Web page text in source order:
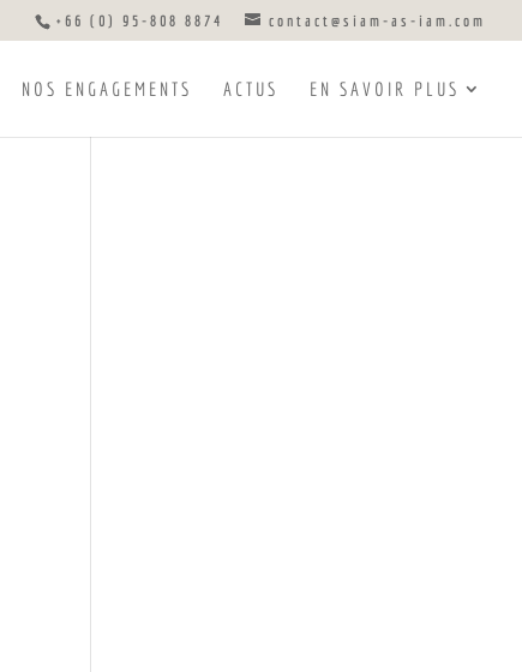
+66 (0) 95-808 8874 contact@siam-as-iam.com
NOS ENGAGEMENTS ACTUS EN SAVOIR PLUS